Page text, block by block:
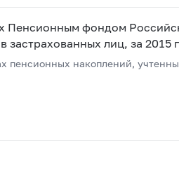
Пенсионным фондом
застрахованных лиц, за 2015
накоплений,